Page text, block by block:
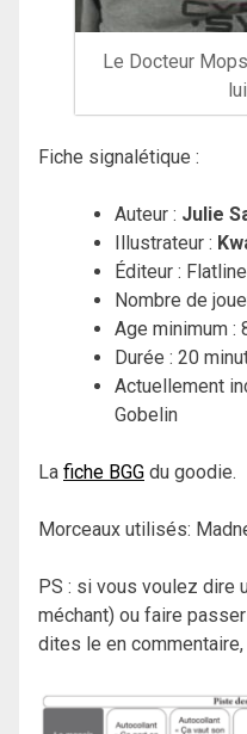
Le Docteur
Fiche signalétique :
Auteur : Julie
Illustrateur :
Éditeur :
Nombre de
Age minimum :
Durée : 20
Actuellement
Gobelin
La fiche BGG du goodie.
Morceaux utilisés:
PS : si vous voulez dire
méchant) ou faire
dites le en